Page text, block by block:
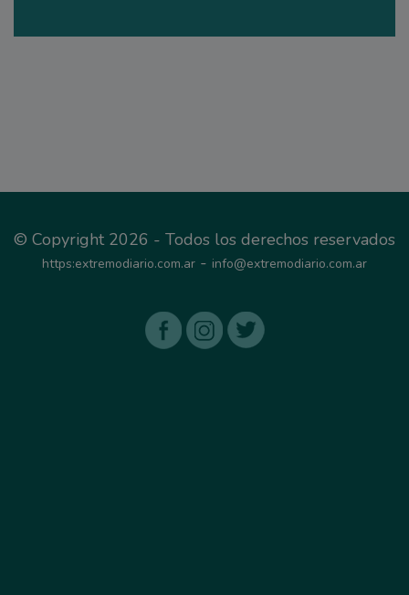
© Copyright 2026 - Todos los derechos reservados
https:extremodiario.com.ar - info@extremodiario.com.ar